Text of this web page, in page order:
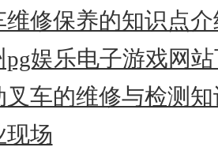
维修保养的知识点介
pg娱乐电子游戏网
叉车的维修与检测
现场